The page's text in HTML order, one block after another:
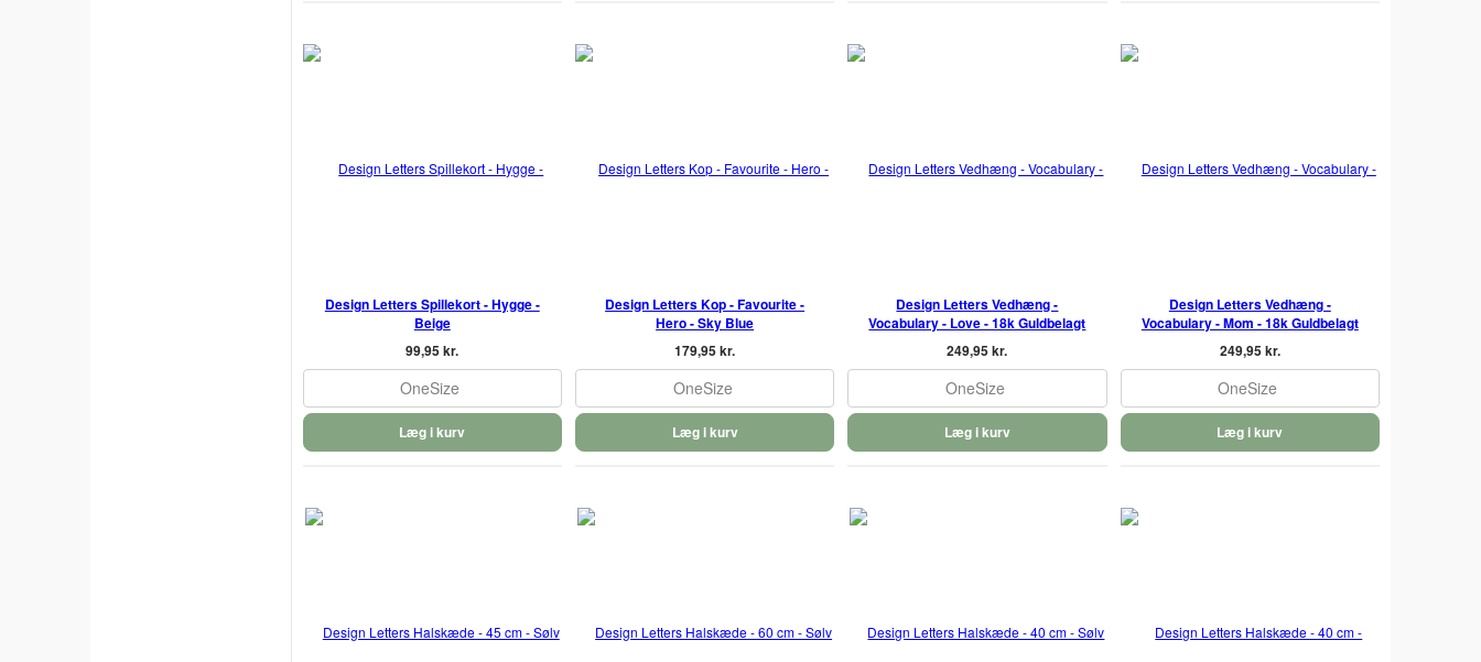
Design Letters Spillekort - Hygge -
Beige
99,95 kr.
OneSize
Læg i kurv
Design Letters Kop - Favourite -
Hero - Sky Blue
179,95 kr.
OneSize
Læg i kurv
Design Letters Vedhæng -
Vocabulary - Love - 18k Guldbelagt
249,95 kr.
OneSize
Læg i kurv
Design Letters Vedhæng -
Vocabulary - Mom - 18k Guldbelagt
249,95 kr.
OneSize
Læg i kurv